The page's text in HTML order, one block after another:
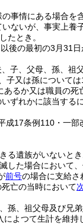
事情にある場合を
ないが、事実上養
たとき。
後の最初の3月31日
子、父母、孫、祖
子又は孫について
るか又は職員の
いずれかに該当する
成17条例110・一部
る遺族がいないとき
した場合において
前号の場合に支給さ
亡の当時において
孫、祖父母及び兄
によつて生計を維持